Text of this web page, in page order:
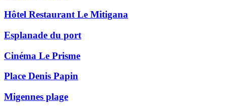
Hôtel Restaurant Le Mitigana
Esplanade du port
Cinéma Le Prisme
Place Denis Papin
Migennes plage